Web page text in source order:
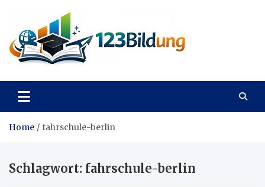
content
123Bildung
Home fahrschule-berlin
Schlagwort: fahrschule-berlin